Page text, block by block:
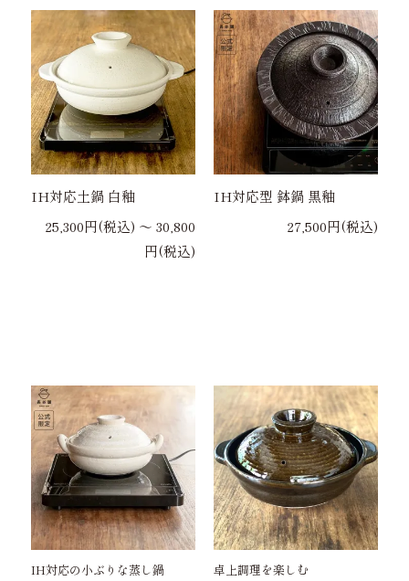
IH対応土鍋 白釉
25,300円(税込) 〜 30,800
円(税込)
IH対応型 鉢鍋 黒釉
27,500円(税込)
IH対応の小ぶりな蒸し鍋 卓上調理を楽しむ